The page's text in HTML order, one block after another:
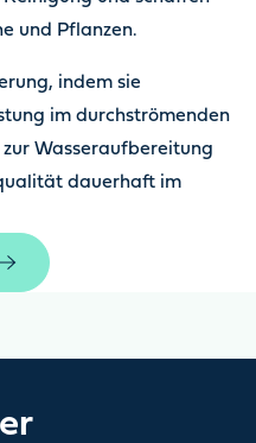
und Pflanzen.
indem sie
im durchströmenden
zur Wasseraufbereitung
dauerhaft im